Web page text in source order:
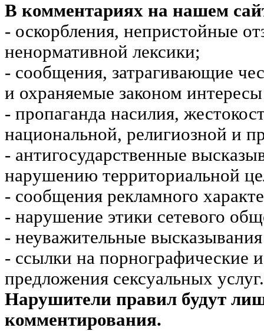
В комментариях на нашем
- оскорбления, непристойные
ненормативной лексики;
- сообщения, затрагивающие
и охраняемые законом
- пропаганда насилия,
национальной, религиозной и
- антигосударственные
нарушению территориальной
- сообщения рекламного
- нарушение этики сетевого
- неуважительные
- ссылки на порнографические
предложения сексуальных услуг.
Нарушители правил будут
комментирования.